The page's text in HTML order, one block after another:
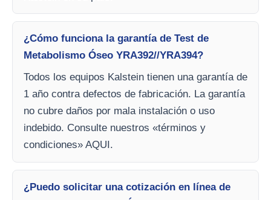
¿Cómo funciona la garantía de Test de
Metabolismo Óseo YRA392//YRA394?
Todos los equipos Kalstein tienen una garantía de
1 año contra defectos de fabricación. La garantía
no cubre daños por mala instalación o uso
indebido. Consulte nuestros «términos y
condiciones» AQUI.
¿Puedo solicitar una cotización en línea de